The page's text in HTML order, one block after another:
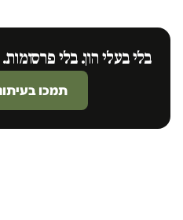
בלי בעלי הון. בלי
תמכו